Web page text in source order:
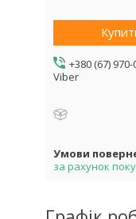
+380 (67)
Viber
за рахунок